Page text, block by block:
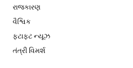
રાજકારણ
વૈશ્વિક
ફટાફટ ન્યૂઝ
તંત્રી વિમર્શ